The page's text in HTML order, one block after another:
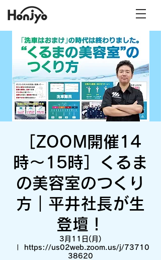
［ZOOM開催14
時〜15時］くるま
の美容室のつくり
方｜平井社長が生
登壇！
3月11日(月)
https://us02web.zoom.us/j/73710
38620